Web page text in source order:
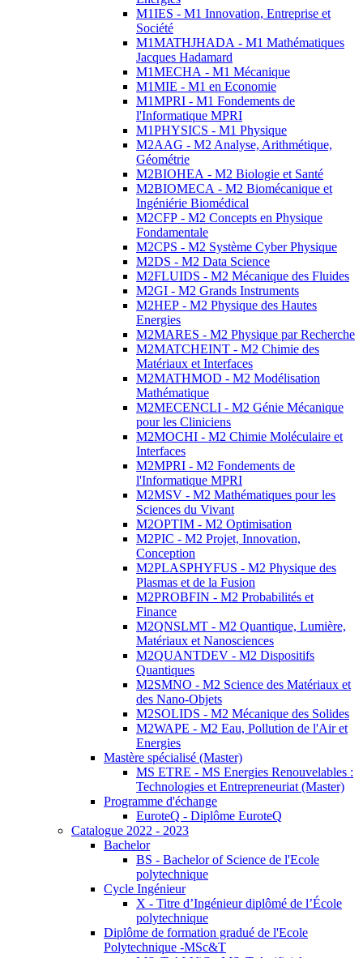
M1IES - M1 Innovation, Entreprise et
Société
M1MATHJHADA - M1 Mathématiques
Jacques Hadamard
M1MECHA - M1 Mécanique
M1MIE - M1 en Economie
M1MPRI - M1 Fondements de
l'Informatique MPRI
M1PHYSICS - M1 Physique
M2AAG - M2 Analyse, Arithmétique,
Géométrie
M2BIOHEA - M2 Biologie et Santé
M2BIOMECA - M2 Biomécanique et
Ingéniérie Biomédical
M2CFP - M2 Concepts en Physique
Fondamentale
M2CPS - M2 Système Cyber Physique
M2DS - M2 Data Science
M2FLUIDS - M2 Mécanique des Fluides
M2GI - M2 Grands Instruments
M2HEP - M2 Physique des Hautes
Energies
M2MARES - M2 Physique par Recherche
M2MATCHEINT - M2 Chimie des
Matériaux et Interfaces
M2MATHMOD - M2 Modélisation
Mathématique
M2MECENCLI - M2 Génie Mécanique
pour les Cliniciens
M2MOCHI - M2 Chimie Moléculaire et
Interfaces
M2MPRI - M2 Fondements de
l'Informatique MPRI
M2MSV - M2 Mathématiques pour les
Sciences du Vivant
M2OPTIM - M2 Optimisation
M2PIC - M2 Projet, Innovation,
Conception
M2PLASPHYFUS - M2 Physique des
Plasmas et de la Fusion
M2PROBFIN - M2 Probabilités et
Finance
M2QNSLMT - M2 Quantique, Lumière,
Matériaux et Nanosciences
M2QUANTDEV - M2 Dispositifs
Quantiques
M2SMNO - M2 Science des Matériaux et
des Nano-Objets
M2SOLIDS - M2 Mécanique des Solides
M2WAPE - M2 Eau, Pollution de l'Air et
Energies
Mastère spécialisé (Master)
MS ETRE - MS Energies Renouvelables :
Technologies et Entrepreneuriat (Master)
Programme d'échange
EuroteQ - Diplôme EuroteQ
Catalogue 2022 - 2023
Bachelor
BS - Bachelor of Science de l'Ecole
polytechnique
Cycle Ingénieur
X - Titre d’Ingénieur diplômé de l’École
polytechnique
Diplôme de formation gradué de l'Ecole
Polytechnique -MSc&T